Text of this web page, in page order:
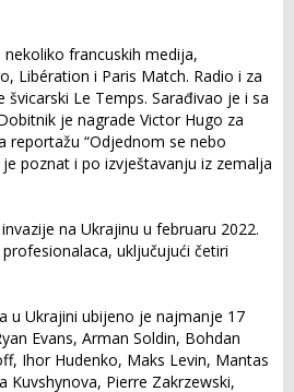
francuskih medija,
Libération i Paris Match. Radio i za
Le Temps. Sarađivao je i sa
je nagrade Victor Hugo za
reportažu “Odjednom se nebo
poznat i po izvještavanju iz zemalja
na Ukrajinu u februaru 2022.
uključujući četiri
u Ukrajini ubijeno je najmanje 17
Evans, Arman Soldin, Bohdan
Ihor Hudenko, Maks Levin, Mantas
Kuvshynova, Pierre Zakrzewski,